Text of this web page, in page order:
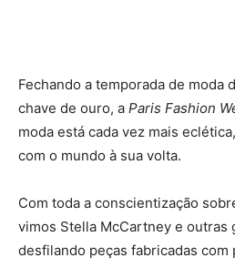
Fechando a temporada de moda
chave de ouro, a Paris Fashion
moda está cada vez mais
com o mundo à sua volta.
Com toda a conscientização
vimos Stella McCartney e outras
desfilando peças fabricadas